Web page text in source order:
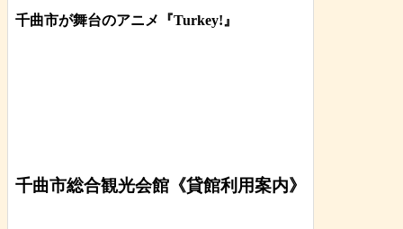
千曲市が舞台のアニメ『Turkey!』
千曲市総合観光会館《貸館利用案内》